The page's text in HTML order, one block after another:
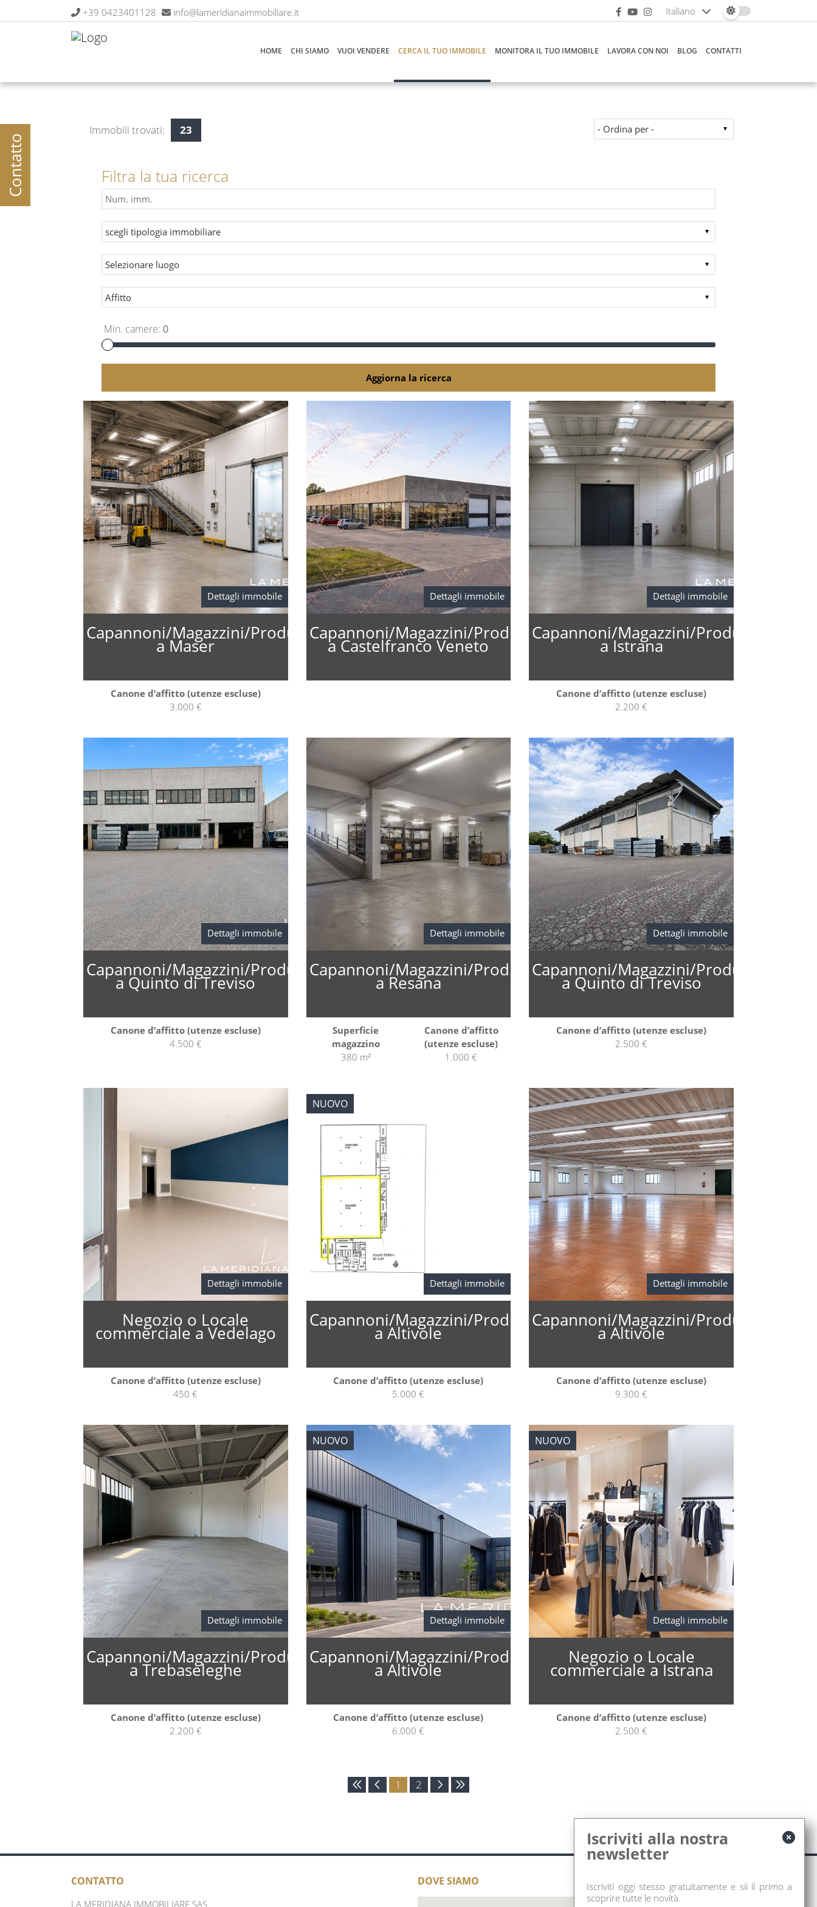
+39 0423401128 info@lameridianaimmobiliare.it Italiano
HOME CHI SIAMO VUOI VENDERE CERCA IL TUO IMMOBILE MONITORA IL TUO IMMOBILE LAVORA CON NOI BLOG CONTATTI
Immobili trovati: 23
Filtra la tua ricerca
Min. camere: 0
Aggiorna la ricerca
Dettagli immobile
Capannoni/Magazzini/Produzione
a Maser
Canone d’affitto (utenze escluse)
3.000 €
Dettagli immobile
Capannoni/Magazzini/Produzione
a Castelfranco Veneto
Dettagli immobile
Capannoni/Magazzini/Produzione
a Istrana
Canone d’affitto (utenze escluse)
2.200 €
Dettagli immobile
Capannoni/Magazzini/Produzione
a Quinto di Treviso
Canone d’affitto (utenze escluse)
4.500 €
Dettagli immobile
Capannoni/Magazzini/Produzione
a Resana
Superficie
magazzino
380 m²
Canone d’affitto
(utenze escluse)
1.000 €
Dettagli immobile
Capannoni/Magazzini/Produzione
a Quinto di Treviso
Canone d’affitto (utenze escluse)
2.500 €
Dettagli immobile
Negozio o Locale
commerciale a Vedelago
Canone d’affitto (utenze escluse)
450 €
NUOVO
Dettagli immobile
Capannoni/Magazzini/Produzione
a Altivole
Canone d’affitto (utenze escluse)
5.000 €
Dettagli immobile
Capannoni/Magazzini/Produzione
a Altivole
Canone d’affitto (utenze escluse)
9.300 €
Dettagli immobile
Capannoni/Magazzini/Produzione
a Trebaseleghe
Canone d’affitto (utenze escluse)
2.200 €
NUOVO
Dettagli immobile
Capannoni/Magazzini/Produzione
a Altivole
Canone d’affitto (utenze escluse)
6.000 €
NUOVO
Dettagli immobile
Negozio o Locale
commerciale a Istrana
Canone d’affitto (utenze escluse)
2.500 €
1 2
CONTATTO
LA MERIDIANA IMMOBILIARE SAS
DOVE SIAMO
Contatto
Iscriviti alla nostra
newsletter
Iscriviti oggi stesso gratuitamente e sii il primo a
scoprire tutte le novità.